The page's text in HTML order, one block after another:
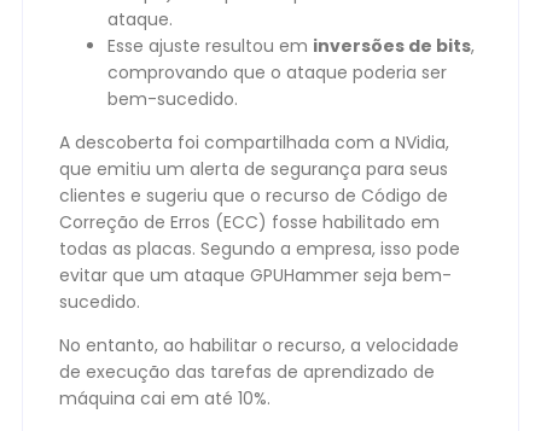
ataque.
Esse ajuste resultou em inversões de bits,
comprovando que o ataque poderia ser
bem-sucedido.
A descoberta foi compartilhada com a NVidia,
que emitiu um alerta de segurança para seus
clientes e sugeriu que o recurso de Código de
Correção de Erros (ECC) fosse habilitado em
todas as placas. Segundo a empresa, isso pode
evitar que um ataque GPUHammer seja bem-
sucedido.
No entanto, ao habilitar o recurso, a velocidade
de execução das tarefas de aprendizado de
máquina cai em até 10%.